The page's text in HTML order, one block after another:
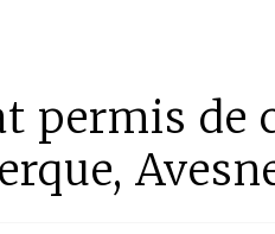
permis de